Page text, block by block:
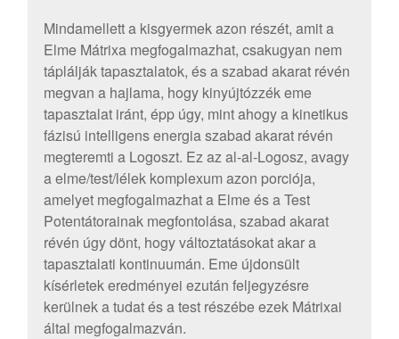
Mindamellett a kisgyermek azon részét, amit a
Elme Mátrixa megfogalmazhat, csakugyan nem
táplálják tapasztalatok, és a szabad akarat révén
megvan a hajlama, hogy kinyújtózzék eme
tapasztalat iránt, épp úgy, mint ahogy a kinetikus
fázisú intelligens energia szabad akarat révén
megteremti a Logoszt. Ez az al-al-Logosz, avagy
a elme/test/lélek komplexum azon porciója,
amelyet megfogalmazhat a Elme és a Test
Potentátorainak megfontolása, szabad akarat
révén úgy dönt, hogy változtatásokat akar a
tapasztalati kontinuumán. Eme újdonsült
kísérletek eredményei ezután feljegyzésre
kerülnek a tudat és a test részébe ezek Mátrixai
által megfogalmazván.